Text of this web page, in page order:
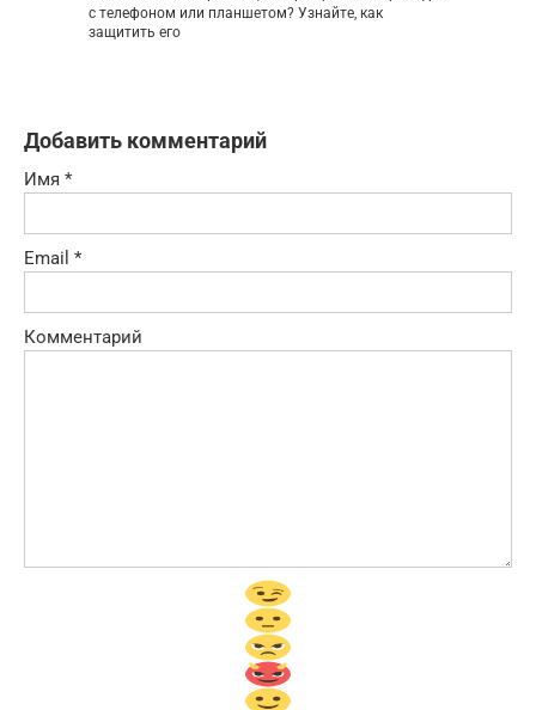
с телефоном или планшетом? Узнайте, как
защитить его
Добавить комментарий
Имя *
Email *
Комментарий